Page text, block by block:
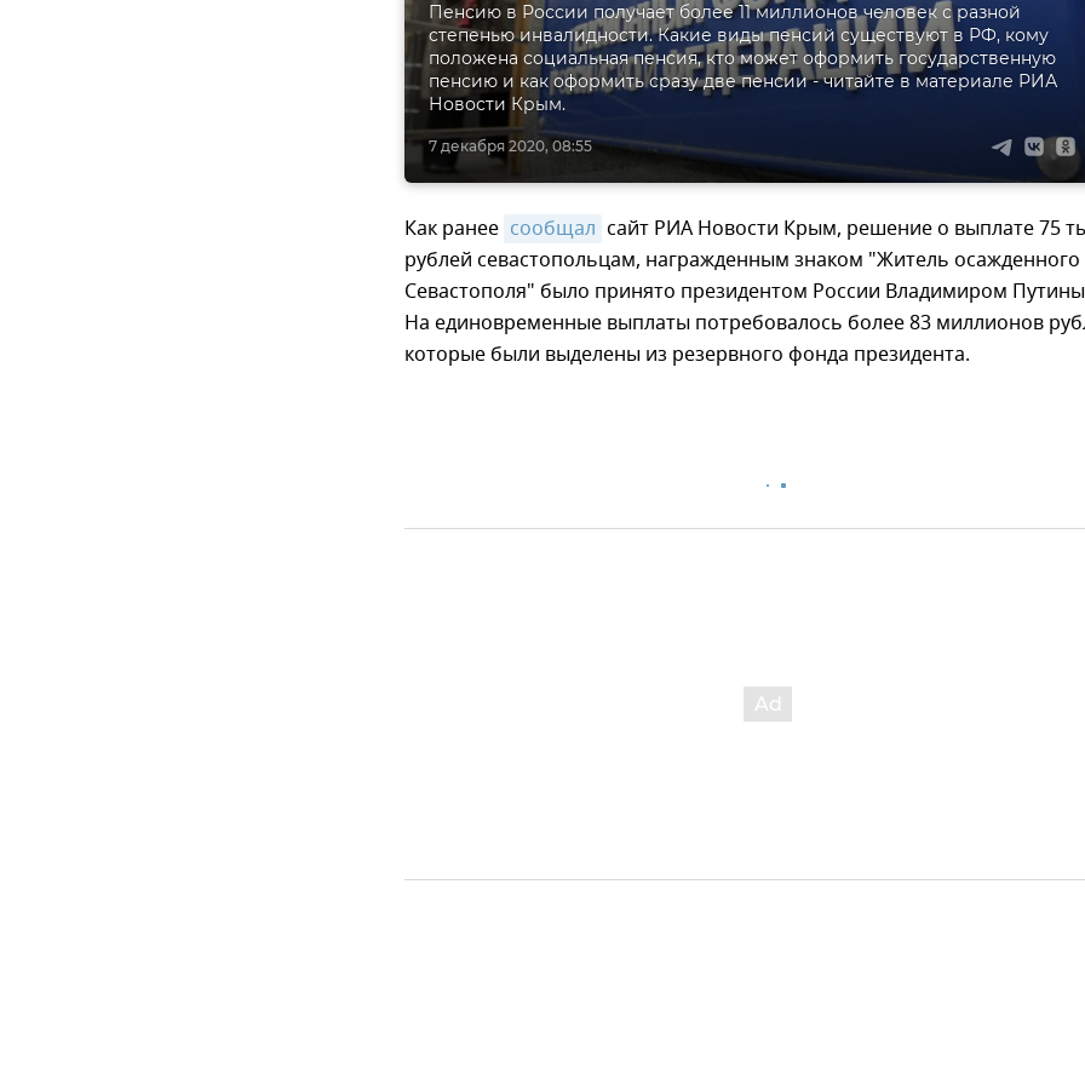
7 декабря 2020, 08:55
Пенсию в России получает более 11 миллионов человек с разной
степенью инвалидности. Какие виды пенсий существуют в РФ, кому
положена социальная пенсия, кто может оформить государственную
пенсию и как оформить сразу две пенсии - читайте в материале РИА
Новости Крым.
Как ранее сообщал сайт РИА Новости Крым, решение о выплате 75
рублей севастопольцам, награжденным знаком "Житель осажденного
Севастополя" было принято президентом России Владимиром
На единовременные выплаты потребовалось более 83 миллионов
которые были выделены из резервного фонда президента.